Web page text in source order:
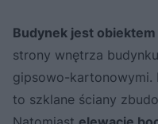
Budynek jest
strony wnętrza
gipsowo-kartonowymi.
to szklane ściany